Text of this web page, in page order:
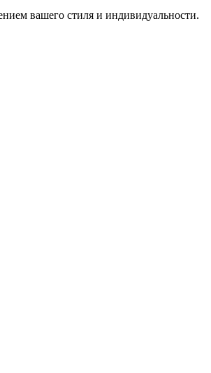
вашего стиля и индивидуальности.